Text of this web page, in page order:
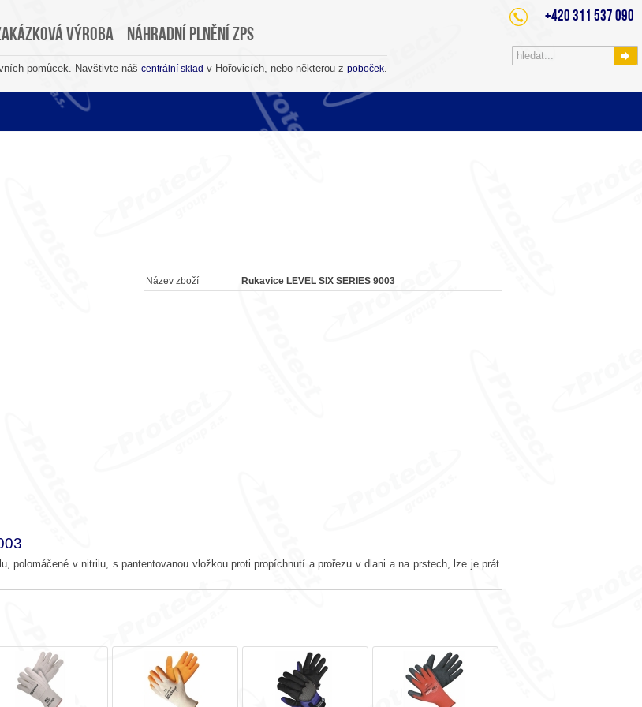
Název zboží Rukavice LEVEL SIX SERIES 9003
polomáčené v nitrilu, s pantentovanou vložkou proti propíchnutí a prořezu v dlani a na prstech, lze je prát.
výroba Náhradní plnění ZPS
+420 311 537 090
pomůcek. Navštivte náš centrální sklad v Hořovicích, nebo některou z poboček.